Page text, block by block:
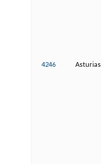
4246 Asturias